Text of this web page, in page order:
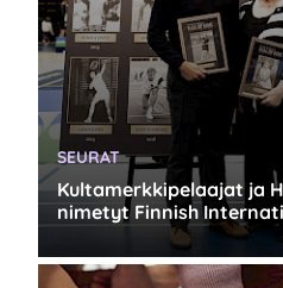
Kultamerkkipelaajat ja
nimetyt Finnish
KATEGORIA:
SEURAT